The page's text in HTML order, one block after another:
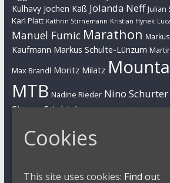
Kulhavy Jochen Käß Jolanda Neff Julian
Karl Platt Kathrin Stirnemann Kristian Hynek
Manuel Fumic Marathon
Kaufmann Markus Schulte-Lünzum
Max Brandl Moritz Milatz
MTB Nadine Rieder Nino Schurter
Simon Stiebjahn UCI Urs Huber
Impressum
Impressum / Kontakt
Cookies
This site uses cookies: Find out